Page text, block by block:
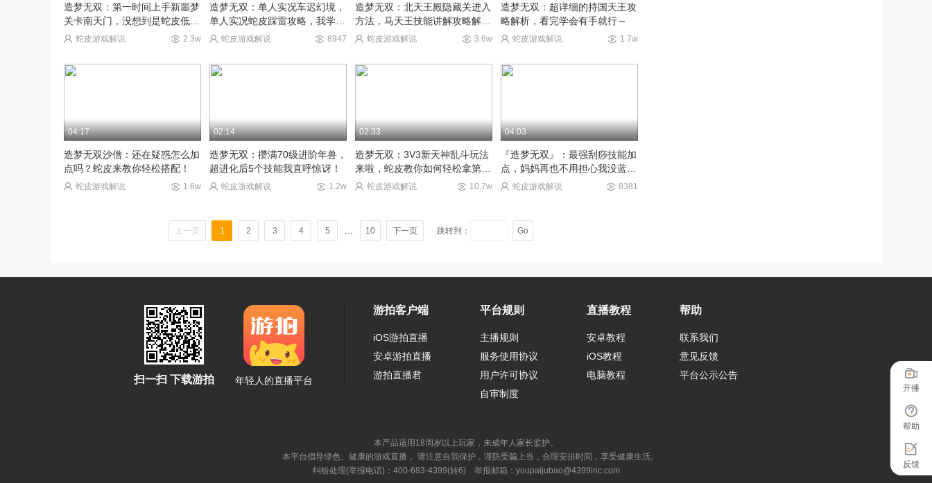
造梦无双：第一时间上手新噩梦
关卡南天门，没想到是蛇皮低估
了！
2.3w
蛇皮游戏解说
造梦无双：单人实况车迟幻境，
单人实况蛇皮踩雷攻略，我学废
了！
8947
蛇皮游戏解说
造梦无双：北天王殿隐藏关进入
方法，马天王技能讲解攻略解
析！
3.6w
蛇皮游戏解说
造梦无双：超详细的持国天王攻
略解析，看完学会有手就行～
1.7w
蛇皮游戏解说
04:17
造梦无双沙僧：还在疑惑怎么加
点吗？蛇皮来教你轻松搭配！
1.6w
蛇皮游戏解说
02:14
造梦无双：攒满70级进阶年兽，
超进化后5个技能我直呼惊讶！
1.2w
蛇皮游戏解说
02:33
造梦无双：3V3新天神乱斗玩法
来啦，蛇皮教你如何轻松拿第
一！
10.7w
蛇皮游戏解说
04:03
『造梦无双』：最强刮痧技能加
点，妈妈再也不用担心我没蓝
啦！
8381
蛇皮游戏解说
上一页 1 2 3 4 5 10 下一页 跳转到： Go
扫一扫 下载游拍 年轻人的直播平台
游拍客户端
iOS游拍直播
安卓游拍直播
游拍直播君
平台规则
主播规则
服务使用协议
用户许可协议
自审制度
直播教程
安卓教程
iOS教程
电脑教程
帮助
联系我们
意见反馈
平台公示公告
本产品适用18周岁以上玩家，未成年人家长监护。
本平台倡导绿色、健康的游戏直播， 请注意自我保护，谨防受骗上当，合理安排时间，享受健康生活。
纠纷处理(举报电话)：400-683-4399(转6) 举报邮箱：youpaijubao@4399inc.com
开播
帮助
反馈